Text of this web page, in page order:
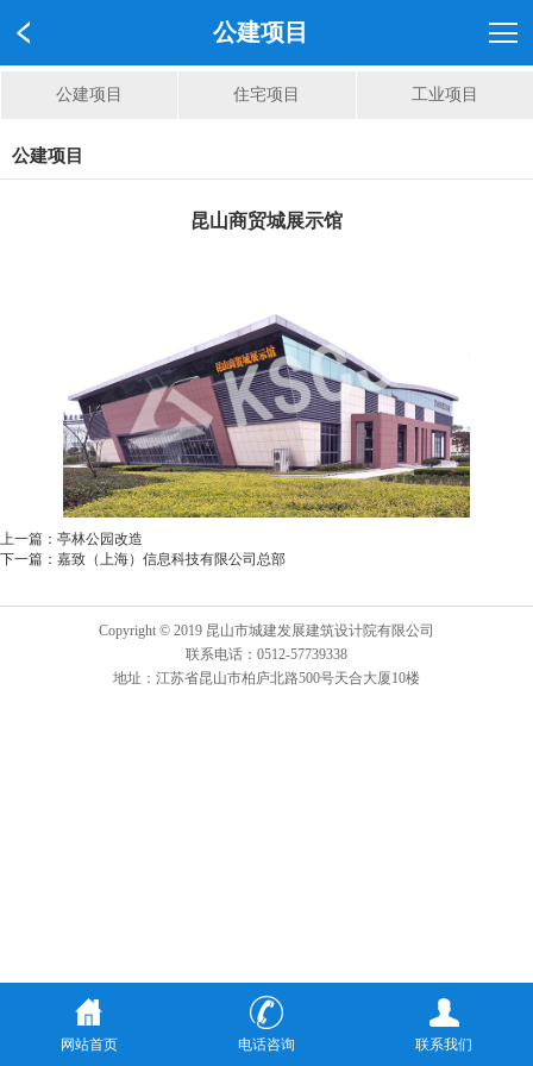
公建项目
公建项目 住宅项目 工业项目
公建项目
昆山商贸城展示馆
上一篇： 亭林公园改造
下一篇： 嘉致（上海）信息科技有限公司总部
Copyright © 2019 昆山市城建发展建筑设计院有限公司
联系电话：0512-57739338
地址：江苏省昆山市柏庐北路500号天合大厦10楼
网站首页 电话咨询 联系我们